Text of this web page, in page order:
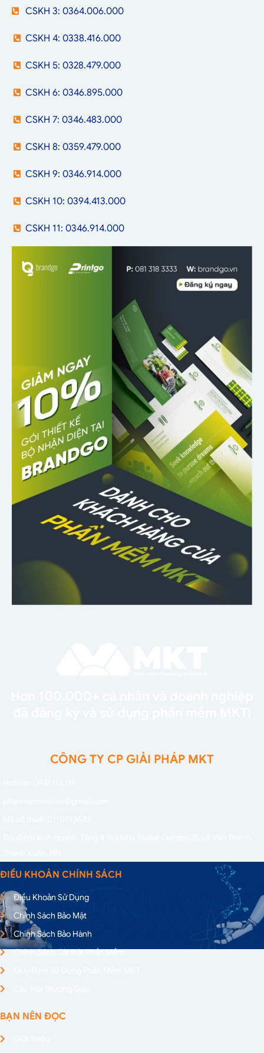
CSKH 3: 0364.006.000
CSKH 4: 0338.416.000
CSKH 5: 0328.479.000
CSKH 6: 0346.895.000
CSKH 7: 0346.483.000
CSKH 8: 0359.479.000
CSKH 9: 0346.914.000
CSKH 10: 0394.413.000
CSKH 11: 0346.914.000
CÔNG TY CP GIẢI PHÁP MKT
ĐIỀU KHOẢN CHÍNH SÁCH
Điều Khoản Sử Dụng
Chính Sách Bảo Mật
Chính Sách Bảo Hành
Chính Sách Cài Đặt Phần Mềm
BẠN NÊN ĐỌC